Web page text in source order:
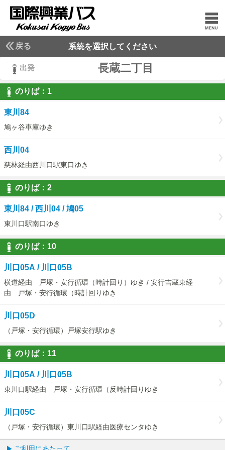
戻る 系統を選択してください
出発 長蔵二丁目
のりば： 1
1
東川84
鳩ヶ谷車庫ゆき
西川04
慈林経由西川口駅東口ゆき
のりば： 2
2
東川84 / 西川04 / 鳩05
東川口駅南口ゆき
のりば： 10
10
川口05A / 川口05B
横道経由 戸塚・安行循環（時計回り）ゆき / 安行吉蔵東経
由 戸塚・安行循環（時計回りゆき
川口05D
（戸塚・安行循環）戸塚安行駅ゆき
のりば： 11
11
川口05A / 川口05B
東川口駅経由 戸塚・安行循環（反時計回りゆき
川口05C
（戸塚・安行循環）東川口駅経由医療センタゆき